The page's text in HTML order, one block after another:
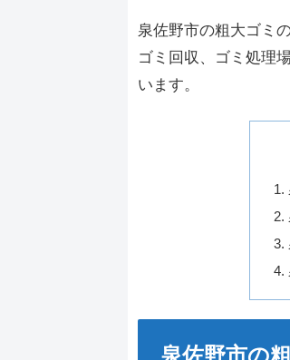
泉佐野市の粗大ゴミ
ゴミ回収、ゴミ処理
います。